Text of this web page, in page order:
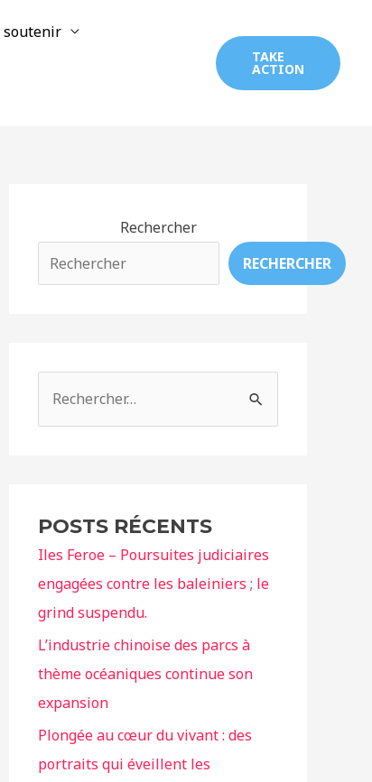
soutenir
TAKE
ACTION
Rechercher
RECHERCHER
r
c
h
e
r
:
POSTS RÉCENTS
Iles Feroe – Poursuites judiciaires
engagées contre les baleiniers ; le
grind suspendu.
L’industrie chinoise des parcs à
thème océaniques continue son
expansion
Plongée au cœur du vivant : des
portraits qui éveillent les